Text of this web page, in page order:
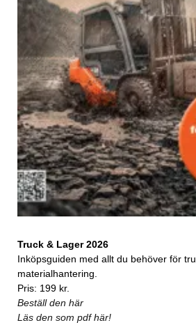
Truck & Lager 2026
Inköpsguiden med allt du behöver för
materialhantering.
Pris: 199 kr.
Beställ den här
Läs den som pdf här!